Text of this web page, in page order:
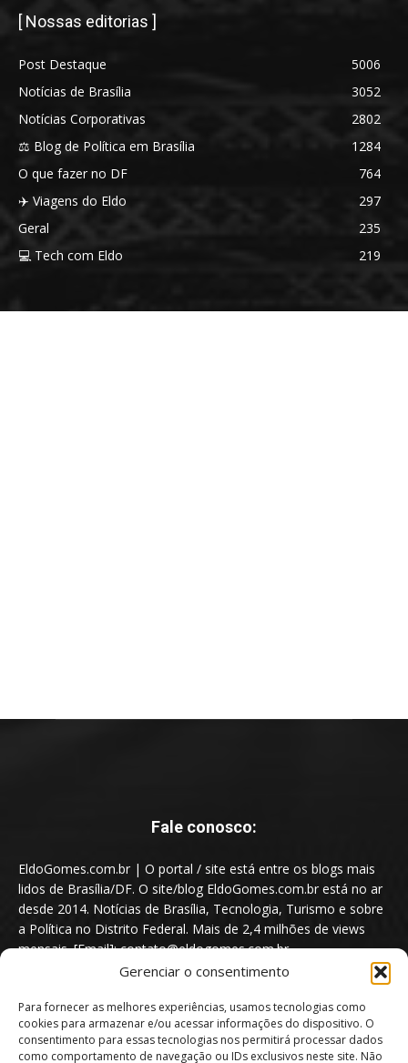
Gerenciar o consentimento
Para fornecer as melhores experiências, usamos tecnologias como
cookies para armazenar e/ou acessar informações do dispositivo. O
consentimento para essas tecnologias nos permitirá processar dados
como comportamento de navegação ou IDs exclusivos neste site. Não
[ Nossas editorias ]
Post Destaque
5006
Notícias de Brasília
3052
Notícias Corporativas
2802
⚖️ Blog de Política em Brasília
1284
O que fazer no DF
764
✈️ Viagens do Eldo
297
Geral
235
💻 Tech com Eldo
219
Fale conosco:
EldoGomes.com.br | O portal / site está entre os blogs mais
lidos de Brasília/DF. O site/blog EldoGomes.com.br está no ar
desde 2014. Notícias de Brasília, Tecnologia, Turismo e sobre
a Política no Distrito Federal. Mais de 2,4 milhões de views
mensais. [Email]: contato@eldogomes.com.br